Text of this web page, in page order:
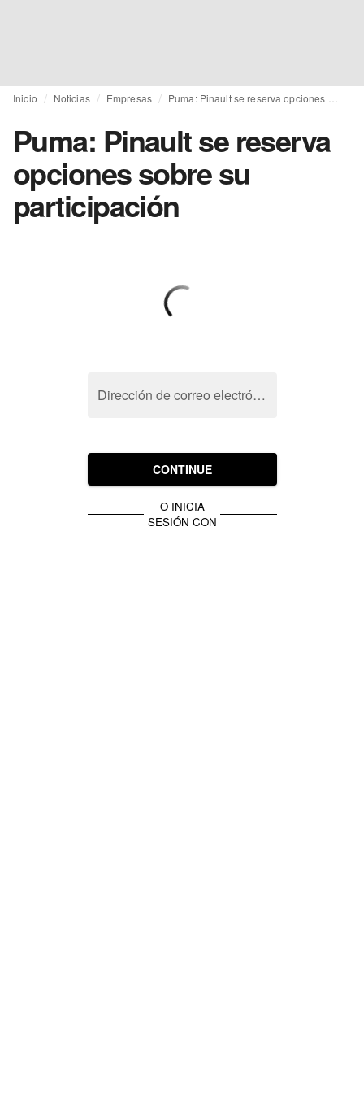
Inicio Noticias Empresas
Puma: Pinault se reserva
opciones sobre su
participación
Dirección de correo electrónico
CONTINUE
O INICIA
SESIÓN CON